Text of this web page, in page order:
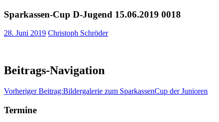
Sparkassen-Cup D-Jugend 15.06.2019 0018
28. Juni 2019 Christoph Schröder
Beitrags-Navigation
Vorheriger Beitrag:Bildergalerie zum SparkassenCup der Junioren
Termine